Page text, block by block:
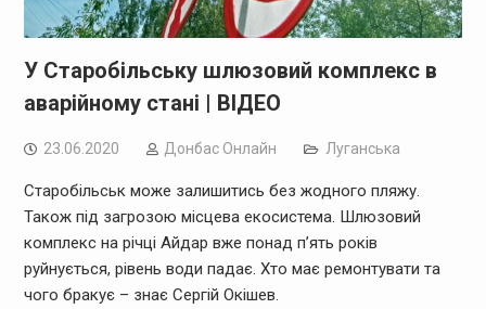
У Старобільську шлюзовий комплекс в
аварійному стані | ВІДЕО
23.06.2020 Дoнбас Онлайн Луганська
Старобільськ може залишитись без жодного пляжу.
Також під загрозою місцева екосистема. Шлюзовий
комплекс на річці Айдар вже понад п’ять років
руйнується, рівень води падає. Хто має ремонтувати та
чого бракує – знає Сергій Окішев.